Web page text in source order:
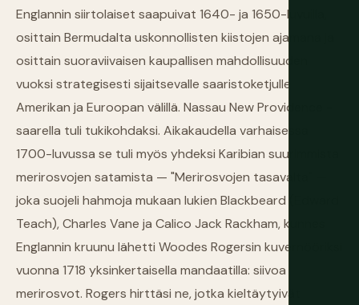
Englannin siirtolaiset saapuivat 1640- ja 1650-luvuilla,
osittain Bermudalta uskonnollisten kiistojen ajamana ja
osittain suoraviivaisen kaupallisen mahdollisuuden
vuoksi strategisesti sijaitsevalle saaristoketjulle
Amerikan ja Euroopan välillä. Nassau New Providence -
saarella tuli tukikohdaksi. Aikakaudella varhaisessa
1700-luvussa se tuli myös yhdeksi Karibian suurimmista
merirosvojen satamista — "Merirosvojen tasavalta" —
joka suojeli hahmoja mukaan lukien Blackbeard (Edward
Teach), Charles Vane ja Calico Jack Rackham, kunnes
Englannin kruunu lähetti Woodes Rogersin kuvernööriksi
vuonna 1718 yksinkertaisella mandaatilla: siivoa
merirosvot. Rogers hirttäsi ne, jotka kieltäytyivät